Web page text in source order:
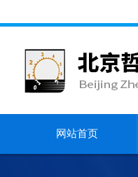
网站首页